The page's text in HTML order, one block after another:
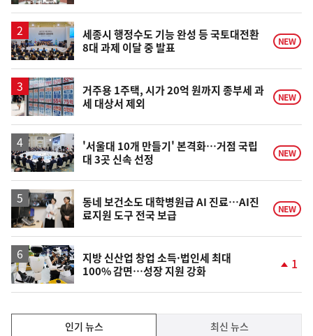
일
세종시 행정수도 기능 완성 등 국토대전환
8대 과제 이달 중 발표
NEW
거주용 1주택, 시가 20억 원까지 종부세 과
세 대상서 제외
NEW
'서울대 10개 만들기' 본격화…거점 국립
대 3곳 신속 선정
NEW
동네 보건소도 대학병원급 AI 진료…AI진
료지원 도구 전국 보급
NEW
지방 신산업 창업 소득·법인세 최대
100% 감면…성장 지원 강화
승
1
인기 뉴스 최신 뉴스